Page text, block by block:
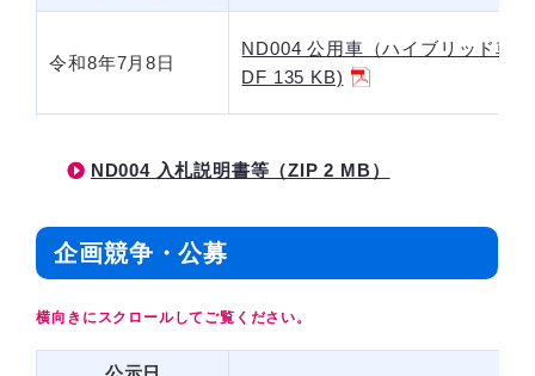
令和8年7月8日
ND004 公用車（ハイブリッド車
DF 135 KB)
ND004 入札説明書等（ZIP 2 MB）
企画競争・公募